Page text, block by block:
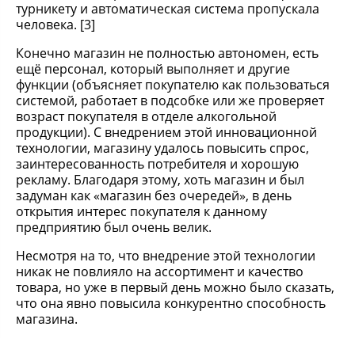
турникету и автоматическая система пропускала
человека. [3]
Конечно магазин не полностью автономен, есть
ещё персонал, который выполняет и другие
функции (объясняет покупателю как пользоваться
системой, работает в подсобке или же проверяет
возраст покупателя в отделе алкогольной
продукции). С внедрением этой инновационной
технологии, магазину удалось повысить спрос,
заинтересованность потребителя и хорошую
рекламу. Благодаря этому, хоть магазин и был
задуман как «магазин без очередей», в день
открытия интерес покупателя к данному
предприятию был очень велик.
Несмотря на то, что внедрение этой технологии
никак не повлияло на ассортимент и качество
товара, но уже в первый день можно было сказать,
что она явно повысила конкурентно способность
магазина.